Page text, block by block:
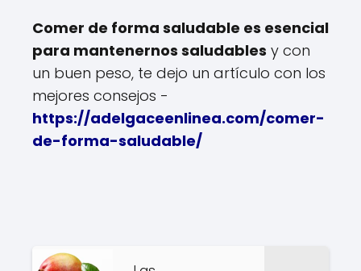
Comer de forma saludable es esencial
para mantenernos saludables y con
un buen peso, te dejo un artículo con los
mejores consejos -
https://adelgaceenlinea.com/comer-
de-forma-saludable/